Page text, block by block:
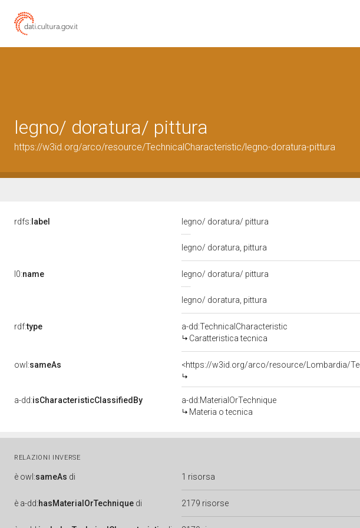
legno/ doratura/ pittura
https://w3id.org/arco/resource/TechnicalCharacteristic/legno-doratura-pittura
rdfs: label legno/ doratura/ pittura
legno/ doratura, pittura
l0:name legno/ doratura/ pittura
legno/ doratura, pittura
rdf:type
a-dd:TechnicalCharacteristic
Caratteristica tecnica
owl:sameAs <https://w3id.org/arco/resource/Lombardia/
a-dd:isCharacteristicClassifiedBy
a-dd:MaterialOrTechnique
Materia o tecnica
RELAZIONI INVERSE
è owl:sameAs di 1 risorsa
è a-dd:hasMaterialOrTechnique di 2179 risorse